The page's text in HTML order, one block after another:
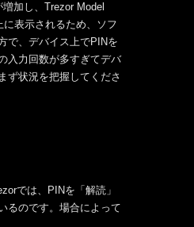
加し、Trezor Model
表示されるため、ソフ
で、デバイス上でPINを
入力回数が多すぎてデバ
ず状況を把握してくださ
では、PINを「解読」
るのです。場合によって